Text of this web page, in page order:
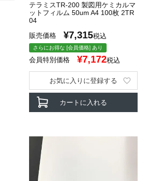
テラミスTR-200 製図用ケミカルマ
ットフィルム 50um A4 100枚 2TR
04
販売価格
¥7,315税込
さらにお得な [会員価格] あり
会員特別価格 ¥7,172税込
カートに入れる
お気に入りに登録する